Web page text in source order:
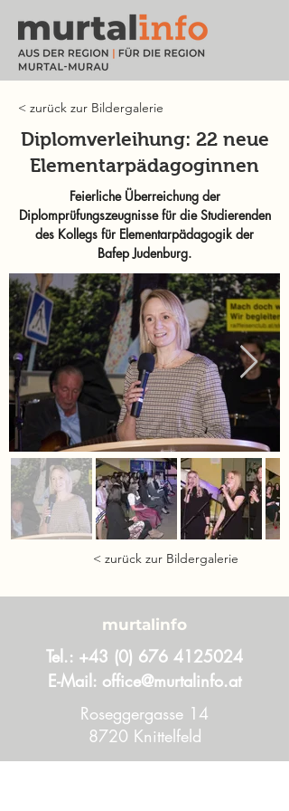
< zurück zur Bildergalerie
Diplomverleihung: 22 neue
Elementarpädagoginnen
Feierliche Überreichung der
Diplomprüfungszeugnisse für die Studierenden
des Kollegs für Elementarpädagogik der
Bafep Judenburg.
< zurück zur Bildergalerie
murtalinfo
Tel.: +43 (0) 676 4125024
E-Mail: office@murtalinfo.at
Roseggergasse 14
8720 Knittelfeld